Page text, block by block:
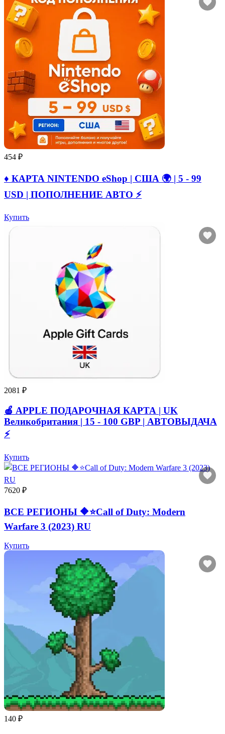
454 ₽
♦️ КАРТА NINTENDO eShop | США 🌍 | 5 - 99
USD | ПОПОЛНЕНИЕ АВТО ⚡
Купить
2081 ₽
🍎 APPLE ПОДАРОЧНАЯ КАРТА | UK
Великобритания | 15 - 100 GBP | АВТОВЫДАЧА
⚡️
Купить
7620 ₽
ВСЕ РЕГИОНЫ 🔶⭐Call of Duty: Modern
Warfare 3 (2023) RU
Купить
140 ₽